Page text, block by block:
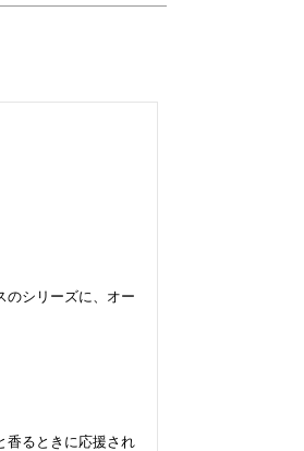
のシリーズに、オー
香るときに応援され